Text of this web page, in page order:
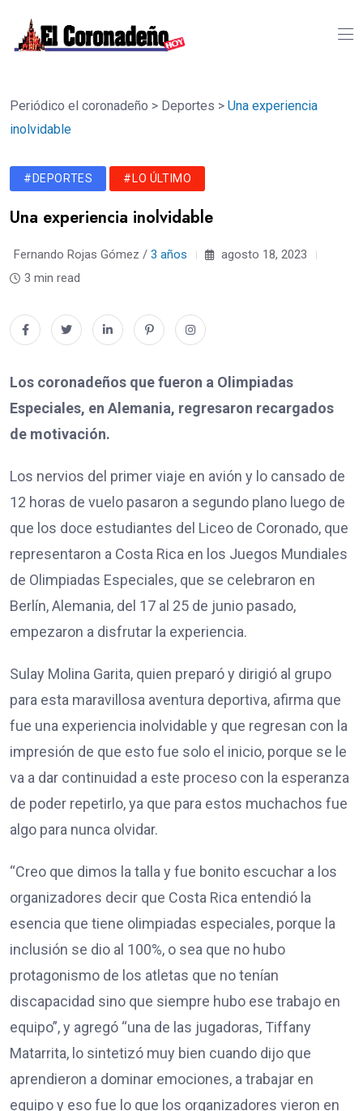
Periódico el coronadeño > Deportes > Una experiencia
inolvidable
#DEPORTES #LO ÚLTIMO
Una experiencia inolvidable
Fernando Rojas Gómez / 3 años
agosto 18, 2023
3 min read
Los coronadeños que fueron a Olimpiadas
Especiales, en Alemania, regresaron recargados
de motivación.
Los nervios del primer viaje en avión y lo cansado de
12 horas de vuelo pasaron a segundo plano luego de
que los doce estudiantes del Liceo de Coronado, que
representaron a Costa Rica en los Juegos Mundiales
de Olimpiadas Especiales, que se celebraron en
Berlín, Alemania, del 17 al 25 de junio pasado,
empezaron a disfrutar la experiencia.
Sulay Molina Garita, quien preparó y dirigió al grupo
para esta maravillosa aventura deportiva, afirma que
fue una experiencia inolvidable y que regresan con la
impresión de que esto fue solo el inicio, porque se le
va a dar continuidad a este proceso con la esperanza
de poder repetirlo, ya que para estos muchachos fue
algo para nunca olvidar.
“Creo que dimos la talla y fue bonito escuchar a los
organizadores decir que Costa Rica entendió la
esencia que tiene olimpiadas especiales, porque la
inclusión se dio al 100%, o sea que no hubo
protagonismo de los atletas que no tenían
discapacidad sino que siempre hubo ese trabajo en
equipo”, y agregó “una de las jugadoras, Tiffany
Matarrita, lo sintetizó muy bien cuando dijo que
aprendieron a dominar emociones, a trabajar en
equipo y eso fue lo que los organizadores vieron en